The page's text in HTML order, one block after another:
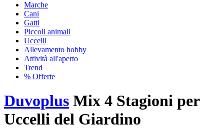
Marche
Cani
Gatti
Piccoli animali
Uccelli
Allevamento hobby
Attività all'aperto
Trend
% Offerte
Duvoplus Mix 4 Stagioni per
Uccelli del Giardino